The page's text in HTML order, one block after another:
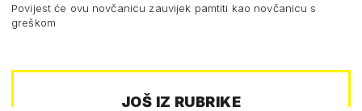
Povijest će ovu novčanicu zauvijek pamtiti kao novčanicu s
greškom
JOŠ IZ RUBRIKE